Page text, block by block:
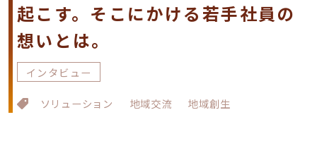
起こす。そこにかける若手社員の
想いとは。
インタビュー
ソリューション 地域交流 地域創生